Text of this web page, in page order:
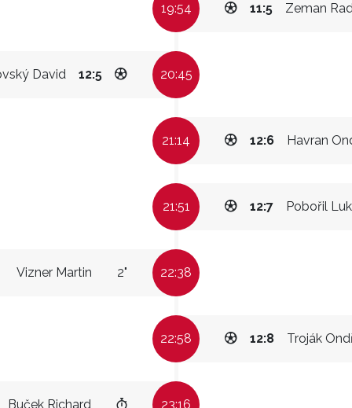
19:54 Zeman
11:5
David 12:5 20:45
21:14 Havran
12:6
21:51 Pobořil
12:7
Vizner Martin 2" 22:38
22:58 Troják
12:8
Buček Richard 23:16